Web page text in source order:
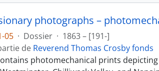
photographs –
05 · Dossier · 1863 – [191-]
de Reverend Thomas Crosby fonds
photomechanical prints